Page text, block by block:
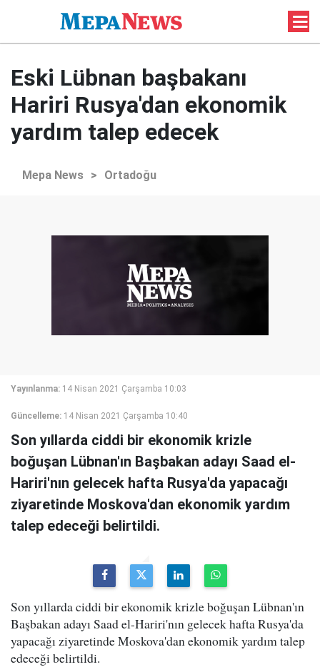
Eski Lübnan başbakanı
Hariri Rusya'dan ekonomik
yardım talep edecek
Mepa News > Ortadoğu
Yayınlanma: 14 Nisan 2021 Çarşamba 10:03
Güncelleme: 14 Nisan 2021 Çarşamba 10:40
Son yıllarda ciddi bir ekonomik krizle
boğuşan Lübnan'ın Başbakan adayı Saad el-
Hariri'nın gelecek hafta Rusya'da yapacağı
ziyaretinde Moskova'dan ekonomik yardım
talep edeceği belirtildi.
Son yıllarda ciddi bir ekonomik krizle boğuşan Lübnan'ın
Başbakan adayı Saad el-Hariri'nın gelecek hafta Rusya'da
yapacağı ziyaretinde Moskova'dan ekonomik yardım talep
edeceği belirtildi.